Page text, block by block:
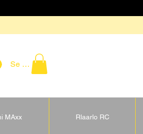
Se connecter
MAxx Rlaarlo RC